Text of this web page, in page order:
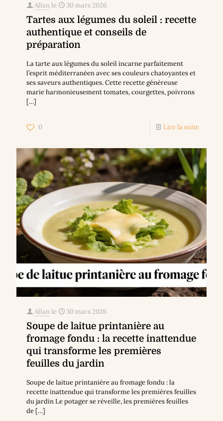
Allan le 30 mars 2026
Tartes aux légumes du soleil : recette
authentique et conseils de
préparation
La tarte aux légumes du soleil incarne parfaitement
l’esprit méditerranéen avec ses couleurs chatoyantes et
ses saveurs authentiques. Cette recette généreuse
marie harmonieusement tomates, courgettes, poivrons
[…]
0 Lire la suite
Allan le 30 mars 2026
Soupe de laitue printanière au
fromage fondu : la recette inattendue
qui transforme les premières
feuilles du jardin
Soupe de laitue printanière au fromage fondu : la
recette inattendue qui transforme les premières feuilles
du jardin Le potager se réveille, les premières feuilles
de […]